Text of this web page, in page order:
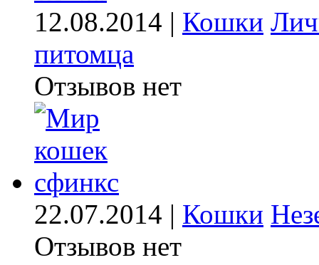
12.08.2014 | Кошки
питомца
Отзывов нет
22.07.2014 | Кошки
Отзывов нет